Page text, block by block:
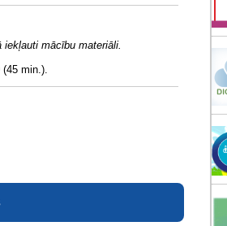
iekļauti mācību materiāli.
min.).